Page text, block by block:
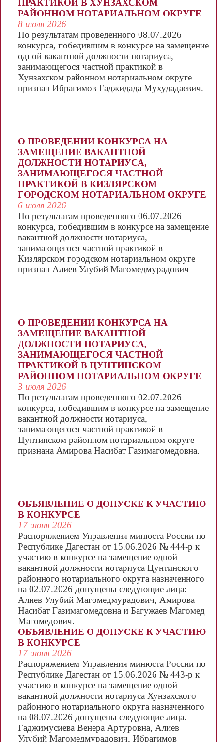
ПРАКТИКОЙ В ХУНЗАХСКОМ
РАЙОННОМ НОТАРИАЛЬНОМ ОКРУГЕ
8 июля 2026
По результатам проведенного 08.07.2026
конкурса, победившим в конкурсе на замещение
одной вакантной должности нотариуса,
занимающегося частной практикой в
Хунзахском районном нотариальном округе
признан Ибрагимов Гаджидада Мухудадаевич.
Фамилия, имя,
отчество конкурсанта
Баллы
за письменный экзамен
Итоговый балл конкурсанта
Багужаев Магомед Магомедович
23
29
Ибрагимов Гаджидада Мухудадаевич
29
39
О ПРОВЕДЕНИИ КОНКУРСА НА
ЗАМЕЩЕНИЕ ВАКАНТНОЙ
ДОЛЖНОСТИ НОТАРИУСА,
ЗАНИМАЮЩЕГОСЯ ЧАСТНОЙ
ПРАКТИКОЙ В КИЗЛЯРСКОМ
ГОРОДСКОМ НОТАРИАЛЬНОМ ОКРУГЕ
6 июля 2026
По результатам проведенного 06.07.2026
конкурса, победившим в конкурсе на замещение
вакантной должности нотариуса,
занимающегося частной практикой в
Кизлярском городском нотариальном округе
признан Алиев Улубий Магомедмурадович
Фамилия, имя,
отчество конкурсанта
Баллы
за письменный экзамен
Итоговый балл конкурсанта
Багужаев Магомед Магомедович
Алиев Улубий Магомедмурадович
28
72
О ПРОВЕДЕНИИ КОНКУРСА НА
ЗАМЕЩЕНИЕ ВАКАНТНОЙ
ДОЛЖНОСТИ НОТАРИУСА,
ЗАНИМАЮЩЕГОСЯ ЧАСТНОЙ
ПРАКТИКОЙ В ЦУНТИНСКОМ
РАЙОННОМ НОТАРИАЛЬНОМ ОКРУГЕ
3 июля 2026
По результатам проведенного 02.07.2026
конкурса, победившим в конкурсе на замещение
вакантной должности нотариуса,
занимающегося частной практикой в
Цунтинском районном нотариальном округе
признана Амирова Насибат Газимагомедовна.
Фамилия, имя,
отчество конкурсанта
Баллы
за письменный экзамен
Итоговый балл конкурсанта
Багужаев Магомед Магомедович
23
29
Амирова Насибат Газимагомедовна
29
32
ОБЪЯВЛЕНИЕ О ДОПУСКЕ К УЧАСТИЮ
В КОНКУРСЕ
17 июня 2026
Распоряжением Управления минюста России по
Республике Дагестан от 15.06.2026 № 444-р к
участию в конкурсе на замещение одной
вакантной должности нотариуса Цунтинского
районного нотариального округа назначенного
на 02.07.2026 допущены следующие лица:
Алиев Улубий Магомедмурадович, Амирова
Насибат Газимагомедовна и Багужаев Магомед
Магомедович.
ОБЪЯВЛЕНИЕ О ДОПУСКЕ К УЧАСТИЮ
В КОНКУРСЕ
17 июня 2026
Распоряжением Управления минюста России по
Республике Дагестан от 15.06.2026 № 443-р к
участию в конкурсе на замещение одной
вакантной должности нотариуса Хунзахского
районного нотариального округа назначенного
на 08.07.2026 допущены следующие лица.
Гаджимусиева Венера Артуровна, Алиев
Улубий Магомедмурадович, Ибрагимов